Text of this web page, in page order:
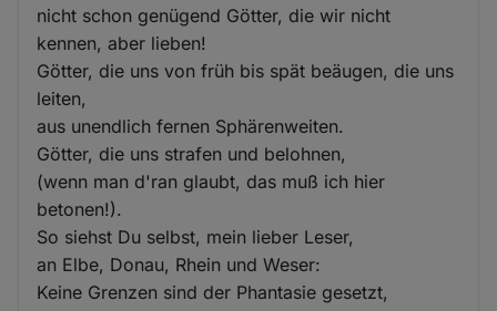
nicht schon genügend Götter, die wir nicht
kennen, aber lieben!
Götter, die uns von früh bis spät beäugen, die uns
leiten,
aus unendlich fernen Sphärenweiten.
Götter, die uns strafen und belohnen,
(wenn man d'ran glaubt, das muß ich hier
betonen!).
So siehst Du selbst, mein lieber Leser,
an Elbe, Donau, Rhein und Weser:
Keine Grenzen sind der Phantasie gesetzt,